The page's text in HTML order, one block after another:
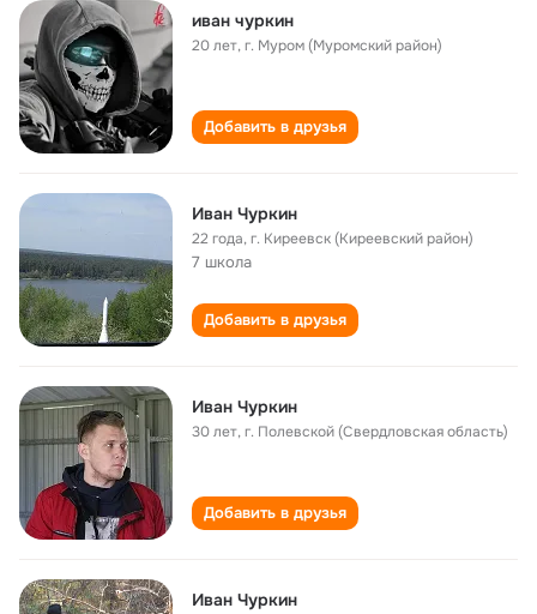
иван чуркин
20 лет,г. Муром (Муромский район)
Добавить в друзья
Иван Чуркин
22 года,г. Киреевск (Киреевский район)
7 школа
Добавить в друзья
Иван Чуркин
30 лет,г. Полевской (Свердловская область)
Добавить в друзья
Иван Чуркин